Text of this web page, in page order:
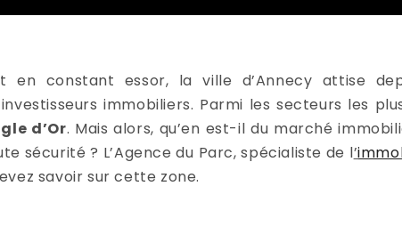
en constant essor, la ville d’Annecy attise
immobiliers. Parmi les secteurs les
d’Or. Mais alors, qu’en est-il du marché
sécurité ? L’Agence du Parc, spécialiste de l’
savoir sur cette zone.